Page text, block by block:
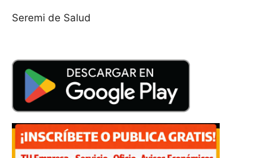
Seremi de Salud